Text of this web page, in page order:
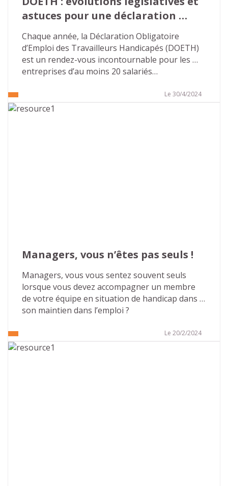
astuces pour une déclaration
réussie
Chaque année, la Déclaration Obligatoire
d’Emploi des Travailleurs Handicapés (DOETH)
est un rendez-vous incontournable pour les
entreprises d’au moins 20 salariés…
Le 30/4/2024
Managers, vous n’êtes pas seuls !
Managers, vous vous sentez souvent seuls
lorsque vous devez accompagner un membre
de votre équipe en situation de handicap dans
son maintien dans l’emploi ?
Le 20/2/2024